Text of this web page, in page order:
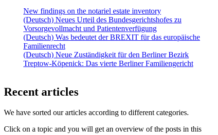
New findings on the notariel estate inventory
(Deutsch) Neues Urteil des Bundesgerichtshofes zu
Vorsorgevollmacht und Patientenverfügung
(Deutsch) Was bedeutet der BREXIT für das europäische
Familienrecht
(Deutsch) Neue Zuständigkeit für den Berliner Bezirk
Treptow-Köpenick: Das vierte Berliner Familiengericht
Recent articles
We have sorted our articles according to different categories.
Click on a topic and you will get an overview of the posts in this